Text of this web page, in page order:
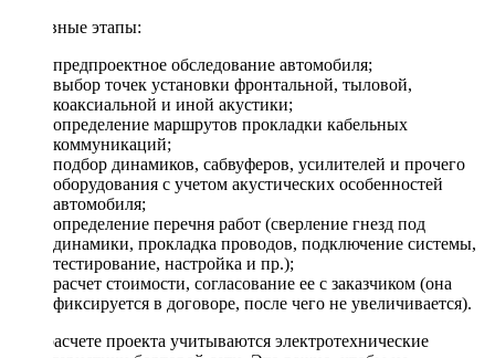
Основные этапы:
предпроектное обследование автомобиля;
выбор точек установки фронтальной, тыловой,
коаксиальной и иной акустики;
определение маршрутов прокладки кабельных
коммуникаций;
подбор динамиков, сабвуферов, усилителей и прочего
оборудования с учетом акустических особенностей
автомобиля;
определение перечня работ (сверление гнезд под
динамики, прокладка проводов, подключение системы,
тестирование, настройка и пр.);
расчет стоимости, согласование ее с заказчиком (она
фиксируется в договоре, после чего не увеличивается).
При расчете проекта учитываются электротехнические